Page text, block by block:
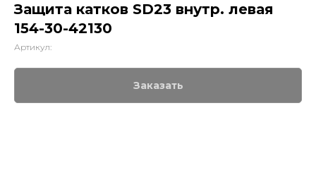
Защита катков SD23 внутр. левая
154-30-42130
Артикул:
Заказать